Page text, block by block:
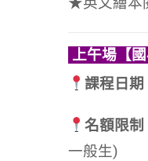
上午場【國
課程日期
名額限制
一般生)